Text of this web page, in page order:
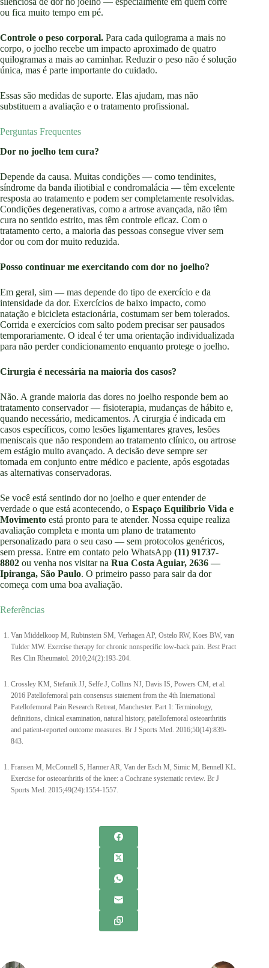
ou fica muito tempo em pé.
Controle o peso corporal. Para cada quilograma a mais no
corpo, o joelho recebe um impacto aproximado de quatro
quilogramas a mais ao caminhar. Reduzir o peso não é solução
única, mas é parte importante do cuidado.
Essas são medidas de suporte. Elas ajudam, mas não
substituem a avaliação e o tratamento profissional.
Perguntas Frequentes
Dor no joelho tem cura?
Depende da causa. Muitas condições — como tendinites,
síndrome da banda iliotibial e condromalácia — têm excelente
resposta ao tratamento e podem ser completamente resolvidas.
Condições degenerativas, como a artrose avançada, não têm
cura no sentido estrito, mas têm controle eficaz. Com o
tratamento certo, a maioria das pessoas consegue viver sem
dor ou com dor muito reduzida.
Posso continuar me exercitando com dor no joelho?
Em geral, sim — mas depende do tipo de exercício e da
intensidade da dor. Exercícios de baixo impacto, como
natação e bicicleta estacionária, costumam ser bem tolerados.
Corrida e exercícios com salto podem precisar ser pausados
temporariamente. O ideal é ter uma orientação individualizada
para não perder condicionamento enquanto protege o joelho.
Cirurgia é necessária na maioria dos casos?
Não. A grande maioria das dores no joelho responde bem ao
tratamento conservador — fisioterapia, mudanças de hábito e,
quando necessário, medicamentos. A cirurgia é indicada em
casos específicos, como lesões ligamentares graves, lesões
meniscais que não respondem ao tratamento clínico, ou artrose
em estágio muito avançado. A decisão deve sempre ser
tomada em conjunto entre médico e paciente, após esgotadas
as alternativas conservadoras.
Se você está sentindo dor no joelho e quer entender de
verdade o que está acontecendo, o Espaço Equilíbrio Vida e
Movimento está pronto para te atender. Nossa equipe realiza
avaliação completa e monta um plano de tratamento
personalizado para o seu caso — sem protocolos genéricos,
sem pressa. Entre em contato pelo WhatsApp (11) 91737-
8802 ou venha nos visitar na Rua Costa Aguiar, 2636 —
Ipiranga, São Paulo. O primeiro passo para sair da dor
começa com uma boa avaliação.
Referências
Van Middelkoop M, Rubinstein SM, Verhagen AP, Ostelo RW, Koes BW, van
Tulder MW. Exercise therapy for chronic nonspecific low-back pain. Best Pract
Res Clin Rheumatol. 2010;24(2):193-204.
Crossley KM, Stefanik JJ, Selfe J, Collins NJ, Davis IS, Powers CM, et al.
2016 Patellofemoral pain consensus statement from the 4th International
Patellofemoral Pain Research Retreat, Manchester. Part 1: Terminology,
definitions, clinical examination, natural history, patellofemoral osteoarthritis
and patient-reported outcome measures. Br J Sports Med. 2016;50(14):839-
843.
Fransen M, McConnell S, Harmer AR, Van der Esch M, Simic M, Bennell KL.
Exercise for osteoarthritis of the knee: a Cochrane systematic review. Br J
Sports Med. 2015;49(24):1554-1557.